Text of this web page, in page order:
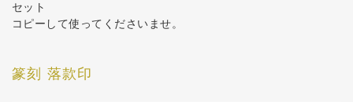
セット
コピーして使ってくださいませ。
篆刻 落款印